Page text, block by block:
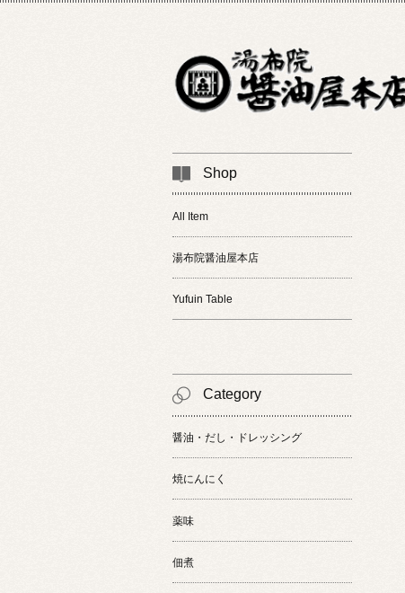
Shop
All Item
湯布院醤油屋本店
Yufuin Table
Category
醤油・だし・ドレッシング
焼にんにく
薬味
佃煮